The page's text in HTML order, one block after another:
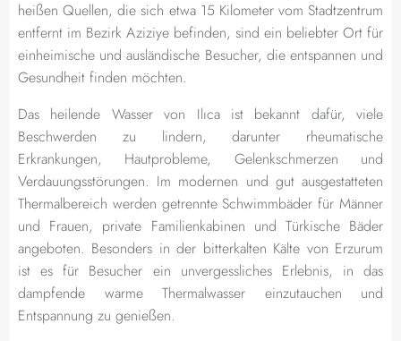
heißen Quellen, die sich etwa 15 Kilometer vom Stadtzentrum
entfernt im Bezirk Aziziye befinden, sind ein beliebter Ort für
einheimische und ausländische Besucher, die entspannen und
Gesundheit finden möchten.
Das heilende Wasser von Ilıca ist bekannt dafür, viele
Beschwerden zu lindern, darunter rheumatische
Erkrankungen, Hautprobleme, Gelenkschmerzen und
Verdauungsstörungen. Im modernen und gut ausgestatteten
Thermalbereich werden getrennte Schwimmbäder für Männer
und Frauen, private Familienkabinen und Türkische Bäder
angeboten. Besonders in der bitterkalten Kälte von Erzurum
ist es für Besucher ein unvergessliches Erlebnis, in das
dampfende warme Thermalwasser einzutauchen und
Entspannung zu genießen.